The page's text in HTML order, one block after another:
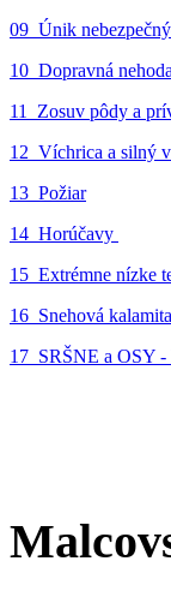
09_Únik
10_Dopravná
11_Zosuv pôdy a
12_Víchrica a silný
13_Požiar
14_Horúčavy
15_Extrémne nízke
16_Snehová kalamita
17_SRŠNE a OSY